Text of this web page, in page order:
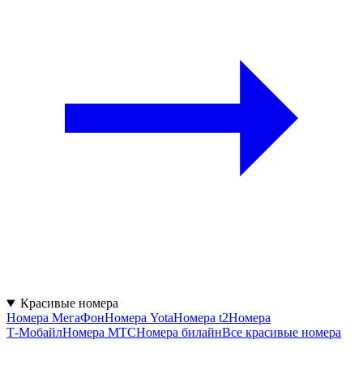
Красивые номера
Номера МегаФонНомера YotaНомера t2Номера
Т‑МобайлНомера МТСНомера билайнВсе красивые номера